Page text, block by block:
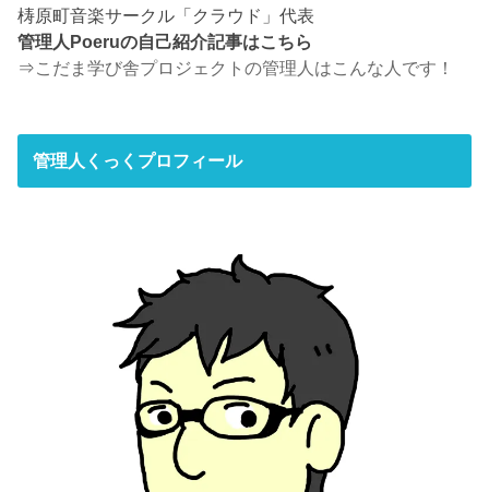
梼原町音楽サークル「クラウド」代表
管理人Poeruの自己紹介記事はこちら
⇒ こだま学び舎プロジェクトの管理人はこんな人です！
管理人くっくプロフィール